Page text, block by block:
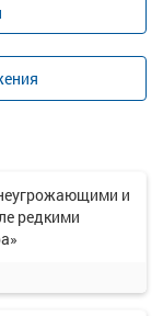
и
редкими